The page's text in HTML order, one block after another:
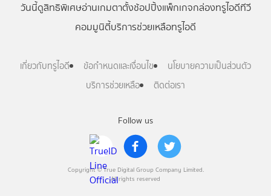
Follow us
Copyright © True Digital Group Company Limited.
All rights reserved
วันนี้ดูสิทธิพิเศษอ่านเกมตาตั้งช้อปปิ้งแพ็กเกจกล่องทรูไอดีทีวี
คอมมูนิตี้บริการช่วยเหลือทรูไอดี
เกี่ยวกับทรูไอดี ข้อกำหนดและเงื่อนไข
นโยบายความเป็นส่วนตัว
บริการช่วยเหลือ
ติดต่อเรา